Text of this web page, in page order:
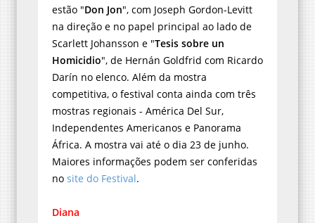
estão "Don Jon", com Joseph Gordon-Levitt
na direção e no papel principal ao lado de
Scarlett Johansson e "Tesis sobre un
Homicidio", de Hernán Goldfrid com Ricardo
Darín no elenco. Além da mostra
competitiva, o festival conta ainda com três
mostras regionais - América Del Sur,
Independentes Americanos e Panorama
África. A mostra vai até o dia 23 de junho.
Maiores informações podem ser conferidas
no site do Festival.
Diana